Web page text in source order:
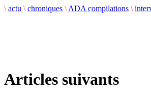
\ actu \ chroniques \ ADA compilations \
Articles suivants